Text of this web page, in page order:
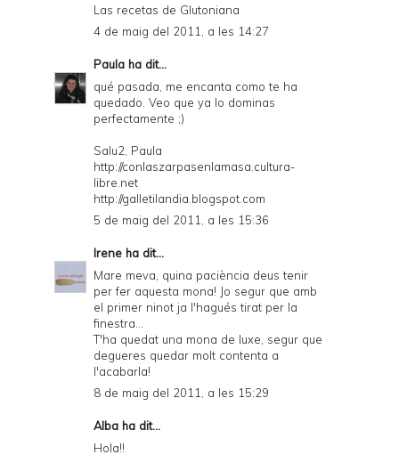
Las recetas de Glutoniana
4 de maig del 2011, a les 14:27
Paula ha dit...
qué pasada, me encanta como te ha
quedado. Veo que ya lo dominas
perfectamente ;)
Salu2, Paula
http://conlaszarpasenlamasa.cultura-
libre.net
http://galletilandia.blogspot.com
5 de maig del 2011, a les 15:36
Irene ha dit...
Mare meva, quina paciència deus tenir
per fer aquesta mona! Jo segur que amb
el primer ninot ja l'hagués tirat per la
finestra...
T'ha quedat una mona de luxe, segur que
degueres quedar molt contenta a
l'acabarla!
8 de maig del 2011, a les 15:29
Alba ha dit...
Hola!!